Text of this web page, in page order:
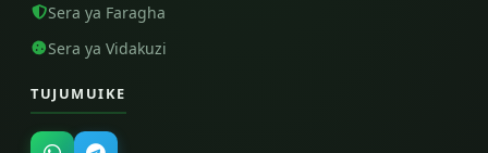
Sera ya Faragha
Sera ya Vidakuzi
TUJUMUIKE